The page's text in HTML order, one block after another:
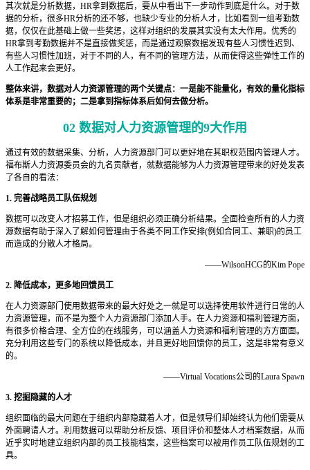
其次就是分析数据，HR拿到数据后，要从中看出下一步动作到底是什么。对于数
据的分析，很多HR分析的还不够，也缺少专业的分析人才，比如看到一组考勤数
据，仅仅在此基础上做一些奖惩，这样对组织的发展其实没有太大作用。优秀的
HR拿到考勤数据并不是直接做奖惩，而是通过观察数据发现有些人习惯性迟到、
有些人习惯性加班，对于不同的人，有不同的管理方法，从而使得这些弹性工作的
人工作起来会更好。
整体来讲，数据对人力资源管理的两个关键点：一是能不能量化，有效的量化指标
体系是非常重要的；二是拿到指标体系后如何去做分析。
02 数据对人力资源管理的9大作用
通过有效的数据采集、分析，人力资源部门可以更好地在其职权范围内管理人才。
福布斯人力资源委员会的九名贡献者，就数据能够为人力资源管理带来的好处发表
了各自的看法：
1. 完善战略员工队伍规划
数据可以改变人才招募工作，但是组织必须正确分析结果。全面检查所有的人力资
源数据有助于深入了解如何管理由于各类不同工作安排(例如合同工、兼职)的员工
而造成的分散人才格局。
——WilsonHCG的Kim Pope
2. 降低成本，更多地回馈员工
在人力资源部门使用数据带来的最大好处之一就是可以选择使用软件进行日常的人
力资源管理，而不是为整个人力资源部门添加人手。在人力资源和福利管理方面，
有很多价格合理、全方位的在线服务，可以涵盖人力资源和福利管理的方方面面。
充分利用这些专门的系统以降低成本，并且更好地回馈你的员工，这是非常有意义
的。
——Virtual Vocations公司的Laura Spawn
3. 挖掘隐藏的人才
组织面临的最大问题在于组织内部隐藏着人才，但是领导们却始终认为他们需要从
外面聘请人才。利用数据可以帮助分析反馈、项目评价和整体人才档案数据，从而
近乎实时地建立组织内部的员工技能档案，这些档案可以被用作员工队伍规划的工
具。